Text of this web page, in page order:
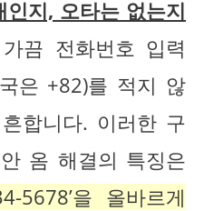
지, 오타는 없는지
끔 전화번호 입력
은 +82)를 적지 않
합니다. 이러한 구
옴 해결의 특징은
5678’을 올바르게